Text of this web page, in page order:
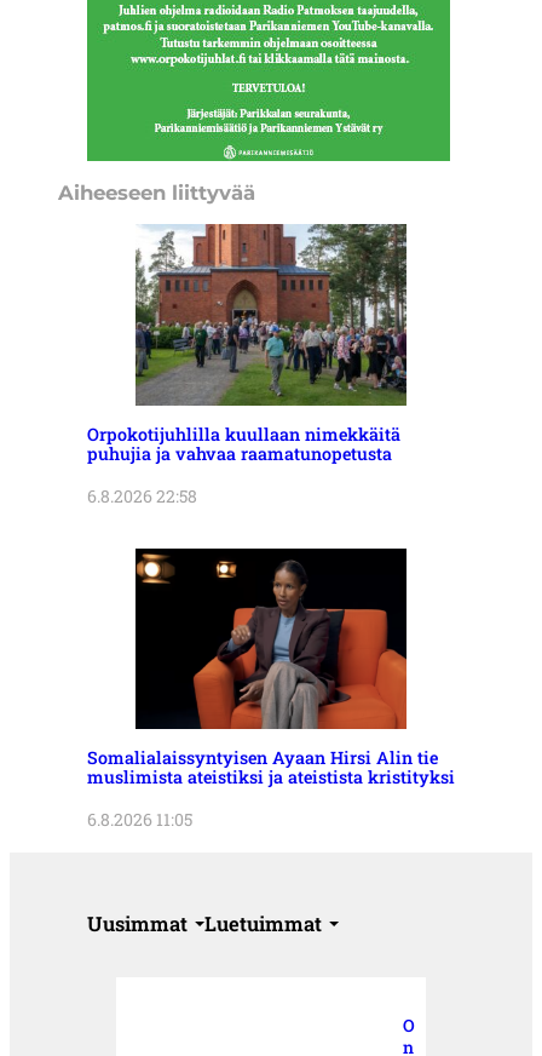
Aiheeseen liittyvää
Orpokotijuhlilla kuullaan nimekkäitä
puhujia ja vahvaa raamatunopetusta
6.8.2026 22:58
Somalialaissyntyisen Ayaan Hirsi Alin tie
muslimista ateistiksi ja ateistista kristityksi
6.8.2026 11:05
Uusimmat Luetuimmat
O
n